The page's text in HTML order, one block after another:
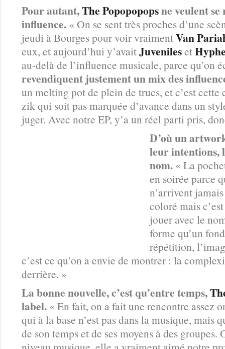
Pour autant,The Popopopopsne veulent
influence. « On se sent très proches d’une
jeudi à Bourges pour voir vraimentVan
eux, et aujourd’hui y’avaitJuvenileset
au-delà de l’influence musicale, parce
revendiquent justement un mix des
un melting pot de plein de trucs, et c’est cette
zik qui soit pas marquée d’avance dans un
juger. Avec notre EP, y’a un réel parti pris,
D’où un
leur intentions,
nom. « La
en soirée parce
n’arrivent
coloré mais
jouer avec le
forme qu’un
répétition,
c’est ce qu’on a envie de montrer : la
derrière. »
La bonne nouvelle, c’est qu’entre temps,
label. « En fait, on a fait une rencontre assez
qui à la base n’est pas dans la musique, mais
de son temps et de ses moyens à des groupes.